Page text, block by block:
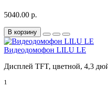
5040.00 р.
В корзину
Видеодомофон LILU LE
Дисплей TFT, цветной, 4,3
1